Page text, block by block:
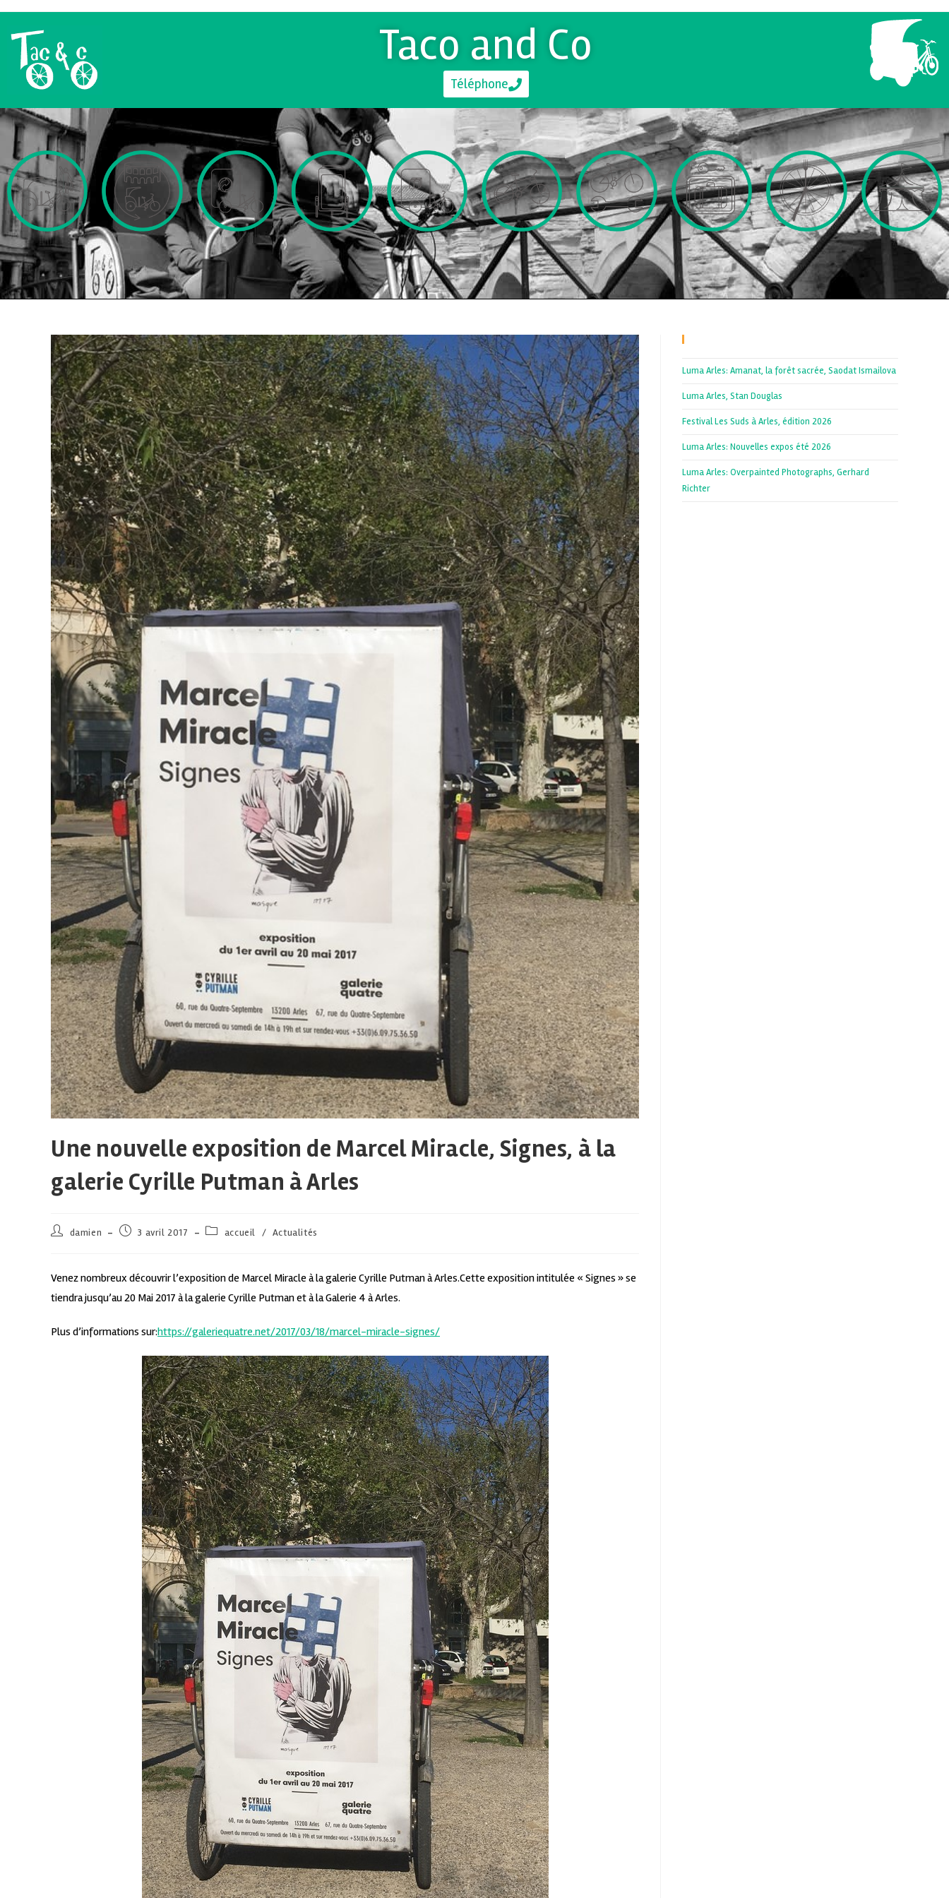
Taco and Co
Téléphone
Une nouvelle exposition de Marcel Miracle, Signes, à la
galerie Cyrille Putman à Arles
damien 3 avril 2017 accueil / Actualités
Venez nombreux découvrir l’exposition de Marcel Miracle à la galerie Cyrille Putman à Arles.Cette exposition intitulée « Signes » se
tiendra jusqu’au 20 Mai 2017 à la galerie Cyrille Putman et à la Galerie 4 à Arles.
Plus d’informations sur:https://galeriequatre.net/2017/03/18/marcel-miracle-signes/
Luma Arles: Amanat, la forêt sacrée, Saodat Ismailova
Luma Arles, Stan Douglas
Festival Les Suds à Arles, édition 2026
Luma Arles: Nouvelles expos été 2026
Luma Arles: Overpainted Photographs, Gerhard
Richter